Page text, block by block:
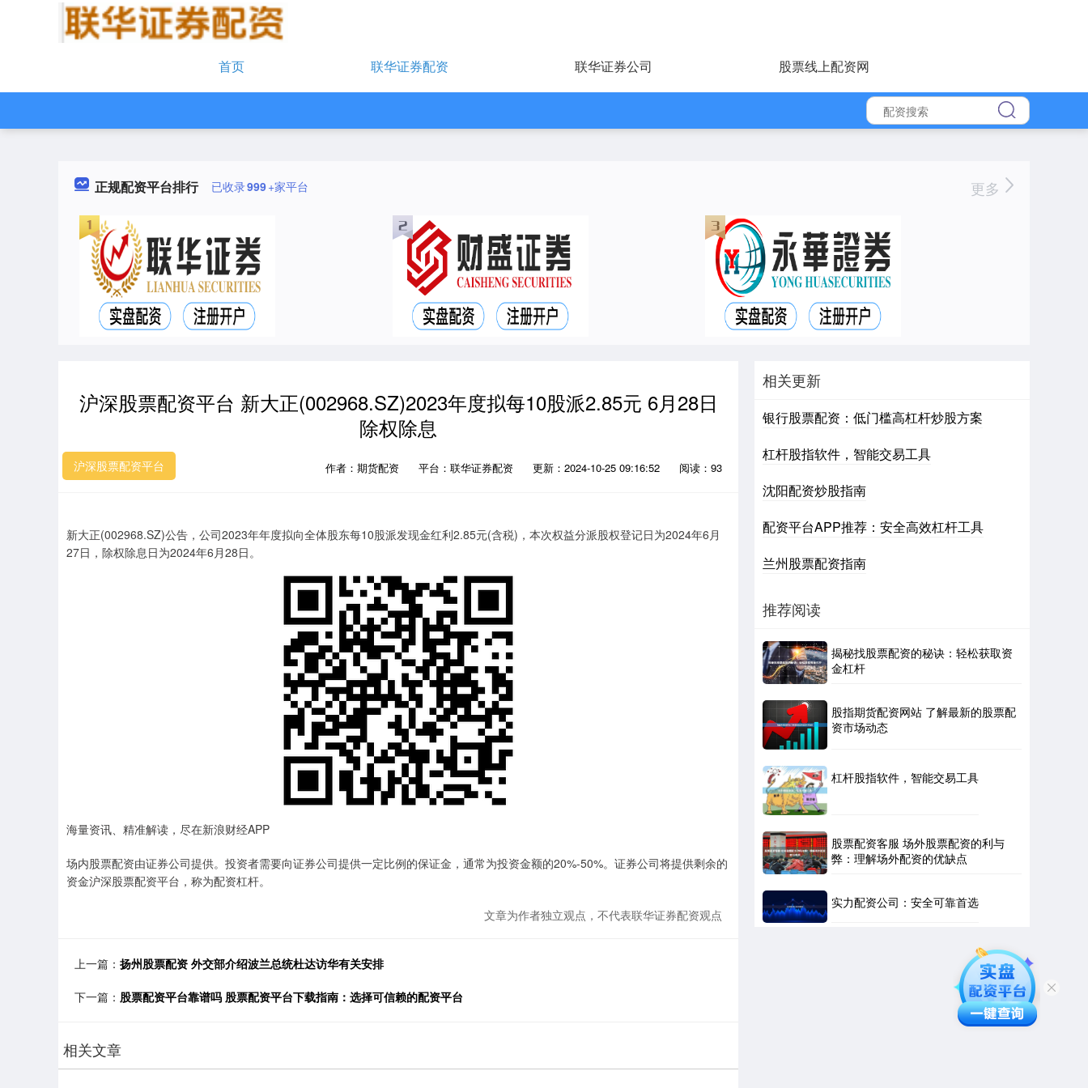
首页 联华证券配资 联华证券公司 股票线上配资网
正规配资平台排行 已收录999+家平台 更多
沪深股票配资平台 新大正(002968.SZ)2023年度拟每10股派2.85元 6月28日
除权除息
沪深股票配资平台 作者：期货配资 平台：联华证券配资 更新：2024-10-25 09:16:52 阅读：93
新大正(002968.SZ)公告，公司2023年年度拟向全体股东每10股派发现金红利2.85元(含税)，本次权益分派股权登记日为2024年6月
27日，除权除息日为2024年6月28日。
海量资讯、精准解读，尽在新浪财经APP
场内股票配资由证券公司提供。投资者需要向证券公司提供一定比例的保证金，通常为投资金额的20%-50%。证券公司将提供剩余的
资金沪深股票配资平台，称为配资杠杆。
文章为作者独立观点，不代表联华证券配资观点
上一篇： 扬州股票配资 外交部介绍波兰总统杜达访华有关安排
下一篇： 股票配资平台靠谱吗 股票配资平台下载指南：选择可信赖的配资平台
相关文章
相关更新
银行股票配资：低门槛高杠杆炒股方案
杠杆股指软件，智能交易工具
沈阳配资炒股指南
配资平台APP推荐：安全高效杠杆工具
兰州股票配资指南
推荐阅读
揭秘找股票配资的秘诀：轻松获取资
金杠杆
股指期货配资网站 了解最新的股票配
资市场动态
杠杆股指软件，智能交易工具
股票配资客服 场外股票配资的利与
弊：理解场外配资的优缺点
实力配资公司：安全可靠首选